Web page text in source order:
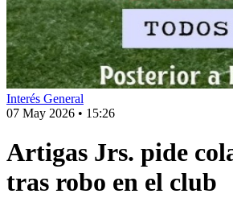
Interés General
07 May 2026 • 15:26
Artigas Jrs. pide
tras robo en el club